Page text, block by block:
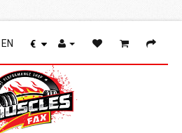
EN €